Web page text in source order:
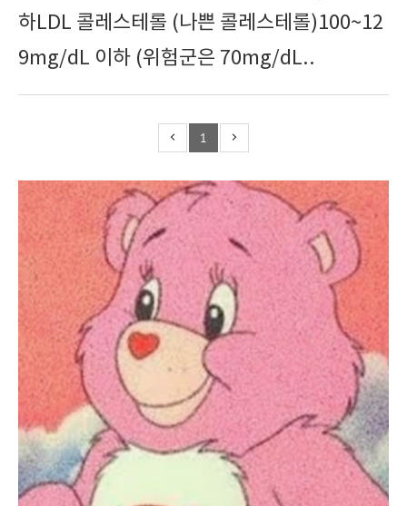
하LDL 콜레스테롤 (나쁜 콜레스테롤)100~12
9mg/dL 이하 (위험군은 70mg/dL..
1